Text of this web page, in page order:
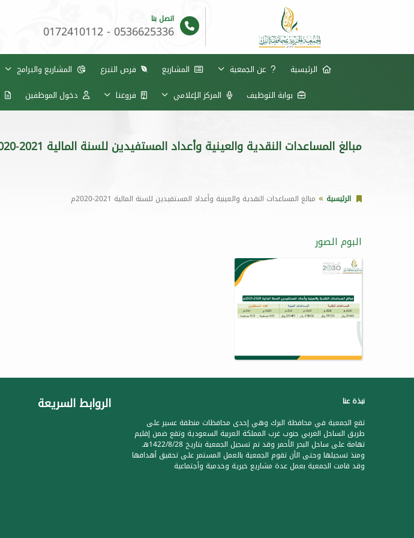
اتصل بنا
0172410112 - 0536625336
الرئيسية عن الجمعية المشاريع فرص التبرع المشاريع والبرامج
بوابة التوظيف
المركز الإعلامي فروعنا دخول الموظفين
مبالغ المساعدات النقدية والعينية وأعداد المستفيدين للسنة المالية 2021-2020م
الرئيسية مبالغ المساعدات النقدية والعينية وأعداد المستفيدين للسنة المالية 2021-2020م
البوم الصور
نبذة عنا
تقع الجمعية في محافظة البرك وهي إحدى محافظات منطقة عسير على
طريق الساحل الغربي جنوب غرب المملكة العربية السعودية وتقع ضمن إقليم
تهامة على ساحل البحر الأحمر وقد تم تسجيل الجمعية بتاريخ 1422/8/28هـ
ومنذ تسجيلها وحتى الأن تقوم الجمعية بالعمل المستمر على تحقيق أهدافها
وقد قامت الجمعية بعمل عدة مشاريع خيرية وخدمية وأجتماعية
الروابط السريعة